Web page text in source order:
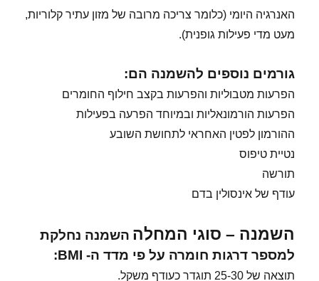
האנרגיה היומי (כלומר צריכה מרובה של מזון עתיר קלוריות,
מעט מדי פעילות גופנית).
גורמים נוספים להשמנה הם:
הפרעות מטבוליות והפרעות בקצב חילוף החומרים
הפרעות הורמונאליות ובמיוחד הפרעה בפעילות
ההורמון לפטין האחראי לתחושת השובע
נטיית טיפוס
תורשה
עודף של אינסולין בדם
השמנה – סוגי המחלה השמנה נחלקת
למספר דרגות חומרה על פי מדד ה- BMI:
תוצאה של 25-30 תוגדר כעודף משקל.